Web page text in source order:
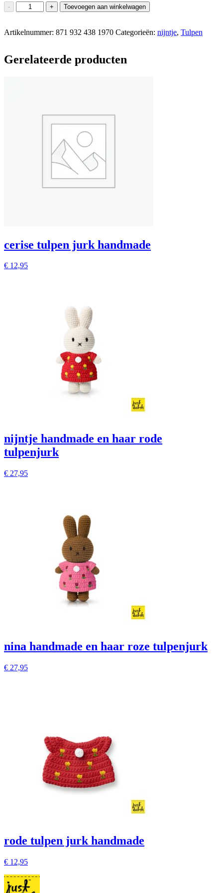
-
nijntje
handmade
haar
tulpenjurk
+ Toevoegen aan winkelwagen
Artikelnummer: 871 932 438 1970 Categorieën: nijntje, Tulpen
Gerelateerde producten
cerise tulpen jurk handmade
€ 12,95
nijntje handmade en haar rode
tulpenjurk
€ 27,95
nina handmade en haar roze tulpenjurk
€ 27,95
rode tulpen jurk handmade
€ 12,95